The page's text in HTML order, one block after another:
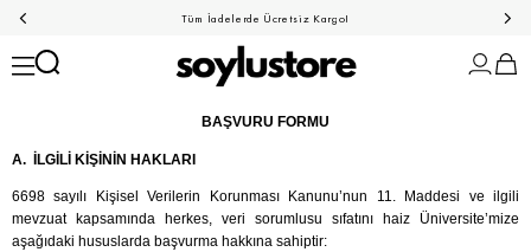
Tüm İadelerde Ücretsiz Kargo!
BAŞVURU FORMU
A. İLGİLİ KİŞİNİN HAKLARI
6698 sayılı Kişisel Verilerin Korunması Kanunu’nun 11. Maddesi ve ilgili
mevzuat kapsamında herkes, veri sorumlusu sıfatını haiz Üniversite’mize
aşağıdaki hususlarda başvurma hakkına sahiptir: